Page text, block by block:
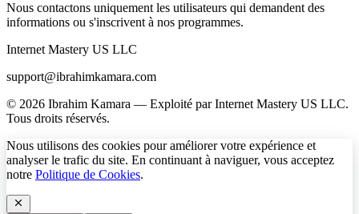
Nous contactons uniquement les utilisateurs qui demandent des
informations ou s'inscrivent à nos programmes.
Internet Mastery US LLC
support@ibrahimkamara.com
© 2026 Ibrahim Kamara — Exploité par Internet Mastery US LLC.
Tous droits réservés.
Nous utilisons des cookies pour améliorer votre expérience et
analyser le trafic du site. En continuant à naviguer, vous acceptez
notre Politique de Cookies.